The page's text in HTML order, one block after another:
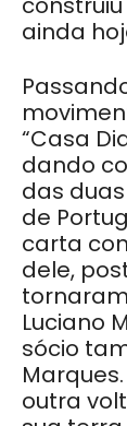
ainda
“Casa
dando
das
de
carta
dele,
Luciano
sócio
outra